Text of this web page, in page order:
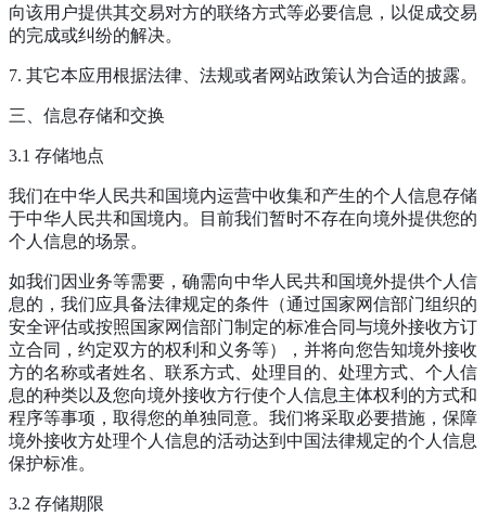
向该用户提供其交易对方的联络方式等必要信息，以促成交易
的完成或纠纷的解决。
7. 其它本应用根据法律、法规或者网站政策认为合适的披露。
三、信息存储和交换
3.1 存储地点
我们在中华人民共和国境内运营中收集和产生的个人信息存储
于中华人民共和国境内。目前我们暂时不存在向境外提供您的
个人信息的场景。
如我们因业务等需要，确需向中华人民共和国境外提供个人信
息的，我们应具备法律规定的条件（通过国家网信部门组织的
安全评估或按照国家网信部门制定的标准合同与境外接收方订
立合同，约定双方的权利和义务等），并将向您告知境外接收
方的名称或者姓名、联系方式、处理目的、处理方式、个人信
息的种类以及您向境外接收方行使个人信息主体权利的方式和
程序等事项，取得您的单独同意。我们将采取必要措施，保障
境外接收方处理个人信息的活动达到中国法律规定的个人信息
保护标准。
3.2 存储期限